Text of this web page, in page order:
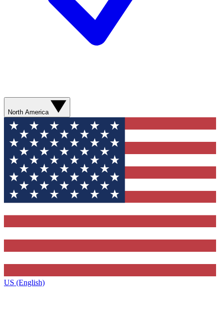
North America
US (English)